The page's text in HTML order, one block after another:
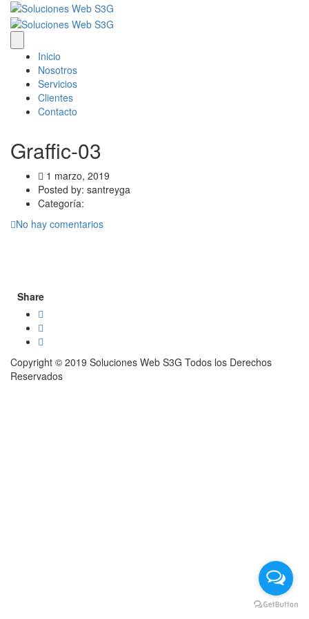
Inicio
Nosotros
Servicios
Clientes
Contacto
Graffic-03
1 marzo, 2019
Posted by: santreyga
Categoría:
No hay comentarios
Share
Copyright © 2019 Soluciones Web S3G Todos los Derechos
Reservados